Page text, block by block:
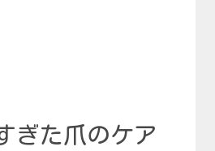
ぎた爪のケア